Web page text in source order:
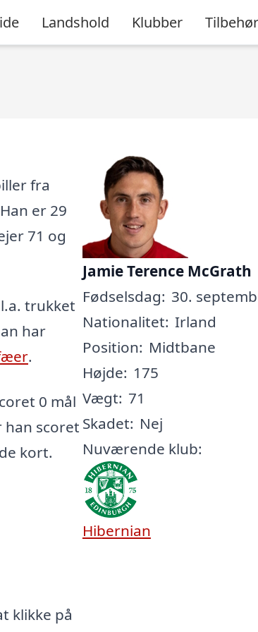
Landshold Klubber Tilbehør
fra
er 29
71 og
trukket
har
.
0 mål
han scoret
kort.
klikke på
Jamie Terence McGrath
Fødselsdag: 30.
Nationalitet: Irland
Position: Midtbane
Højde: 175
Vægt: 71
Skadet: Nej
Nuværende klub:
Hibernian